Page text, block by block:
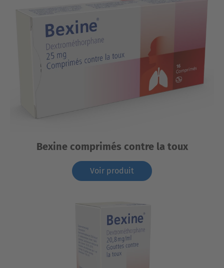
Bexine comprimés contre la toux
Voir produit